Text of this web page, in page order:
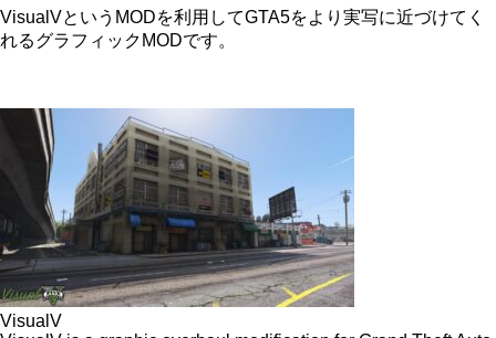
VisualVというMODを利用してGTA5をより実写に近づけてく
れるグラフィックMODです。
VisualV